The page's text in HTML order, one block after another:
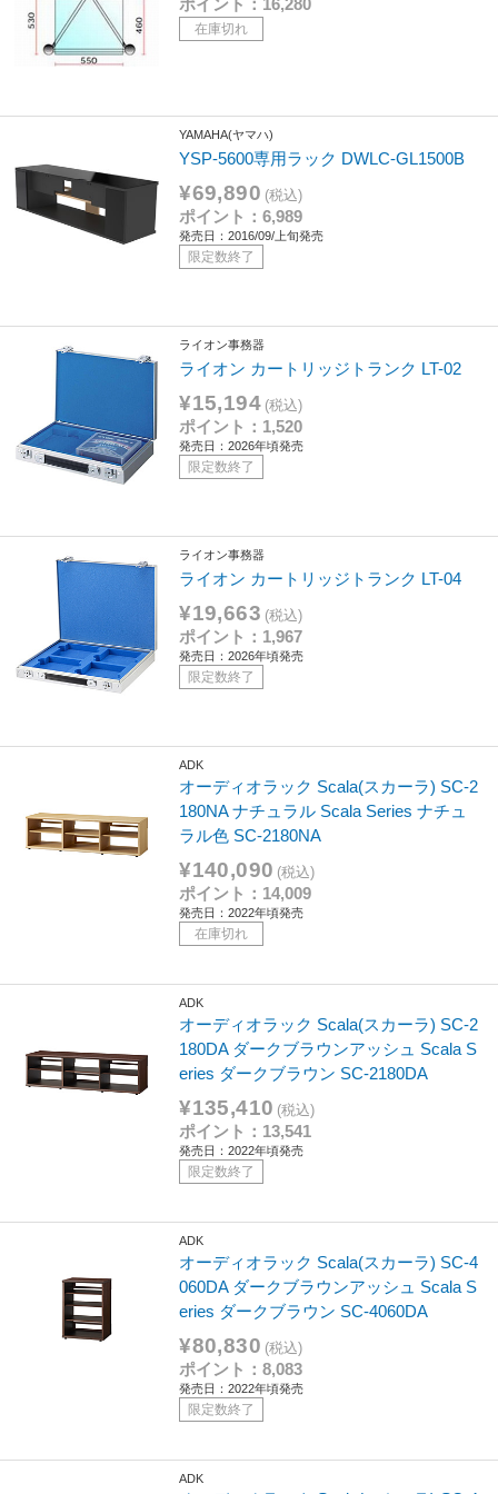
ポイント：16,280
在庫切れ
YAMAHA(ヤマハ)
YSP-5600専用ラック DWLC-GL1500B
¥69,890 (税込)
ポイント：6,989
発売日：2016/09/上旬発売
限定数終了
ライオン事務器
ライオン カートリッジトランク LT-02
¥15,194 (税込)
ポイント：1,520
発売日：2026年頃発売
限定数終了
ライオン事務器
ライオン カートリッジトランク LT-04
¥19,663 (税込)
ポイント：1,967
発売日：2026年頃発売
限定数終了
ADK
オーディオラック Scala(スカーラ) SC-2
180NA ナチュラル Scala Series ナチュ
ラル色 SC-2180NA
¥140,090 (税込)
ポイント：14,009
発売日：2022年頃発売
在庫切れ
ADK
オーディオラック Scala(スカーラ) SC-2
180DA ダークブラウンアッシュ Scala S
eries ダークブラウン SC-2180DA
¥135,410 (税込)
ポイント：13,541
発売日：2022年頃発売
限定数終了
ADK
オーディオラック Scala(スカーラ) SC-4
060DA ダークブラウンアッシュ Scala S
eries ダークブラウン SC-4060DA
¥80,830 (税込)
ポイント：8,083
発売日：2022年頃発売
限定数終了
ADK